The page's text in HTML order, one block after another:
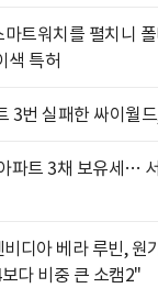
마트워치를 펼치니
색 특허
3번 실패한 싸이월
파트 3채 보유세…
디아 베라 루빈, 원
다 비중 큰 소캠2"